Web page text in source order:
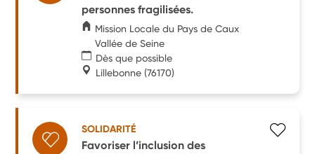
personnes fragilisées.
Mission Locale du Pays de Caux
Vallée de Seine
Dès que possible
Lillebonne (76170)
SOLIDARITÉ
Favoriser l’inclusion des